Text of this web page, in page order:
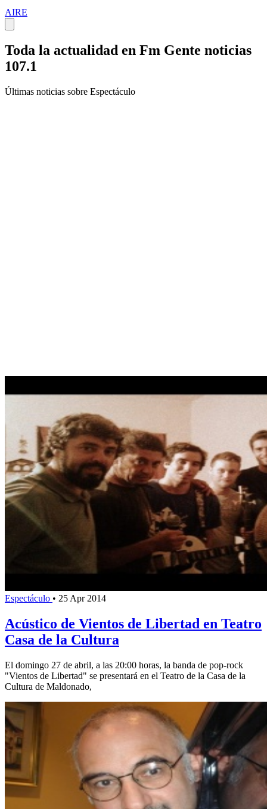
AIRE
Toda la actualidad en Fm Gente noticias
107.1
Últimas noticias sobre Espectáculo
Espectáculo • 25 Apr 2014
Acústico de Vientos de Libertad en Teatro
Casa de la Cultura
El domingo 27 de abril, a las 20:00 horas, la banda de pop-rock
"Vientos de Libertad" se presentará en el Teatro de la Casa de la
Cultura de Maldonado,